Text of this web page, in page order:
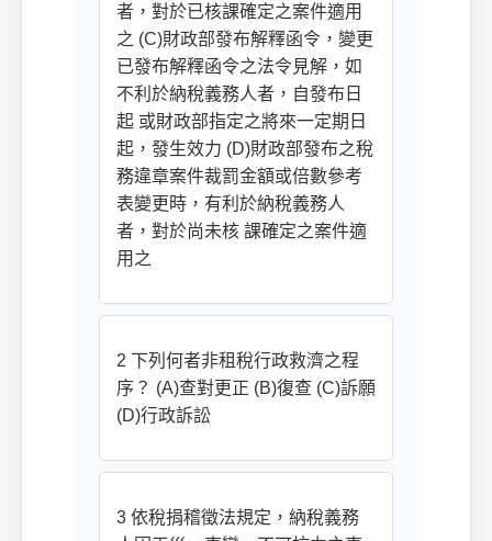
者，對於已核課確定之案件適用
之 (C)財政部發布解釋函令，變更
已發布解釋函令之法令見解，如
不利於納稅義務人者，自發布日
起 或財政部指定之將來一定期日
起，發生效力 (D)財政部發布之稅
務違章案件裁罰金額或倍數參考
表變更時，有利於納稅義務人
者，對於尚未核 課確定之案件適
用之
2 下列何者非租稅行政救濟之程
序？ (A)查對更正 (B)復查 (C)訴願
(D)行政訴訟
3 依稅捐稽徵法規定，納稅義務